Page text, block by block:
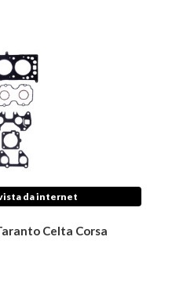
da internet
Celta Corsa